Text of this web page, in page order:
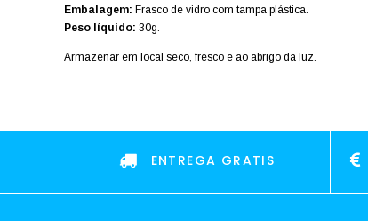
Embalagem: Frasco de vidro com tampa plástica.
Peso líquido: 30g.
Armazenar em local seco, fresco e ao abrigo da luz.
ENTREGA GRATIS